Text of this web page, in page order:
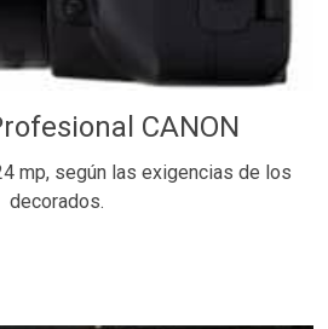
CANON
mp, según las exigencias de los
decorados.